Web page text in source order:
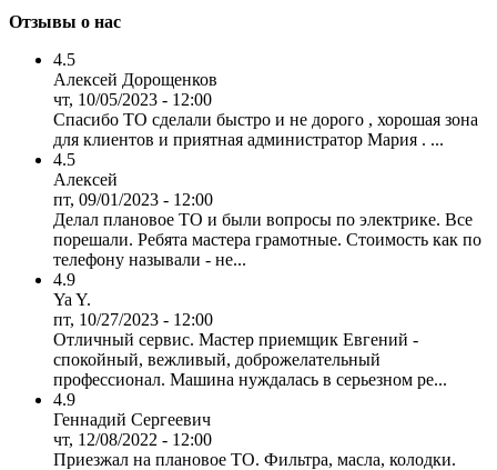
Отзывы о нас
4.5
Алексей Дорощенков
чт, 10/05/2023 - 12:00
Спасибо ТО сделали быстро и не дорого , хорошая зона
для клиентов и приятная администратор Мария . ...
4.5
Алексей
пт, 09/01/2023 - 12:00
Делал плановое ТО и были вопросы по электрике. Все
порешали. Ребята мастера грамотные. Стоимость как по
телефону называли - не...
4.9
Ya Y.
пт, 10/27/2023 - 12:00
Отличный сервис. Мастер приемщик Евгений -
спокойный, вежливый, доброжелательный
профессионал. Машина нуждалась в серьезном ре...
4.9
Геннадий Сергеевич
чт, 12/08/2022 - 12:00
Приезжал на плановое ТО. Фильтра, масла, колодки.